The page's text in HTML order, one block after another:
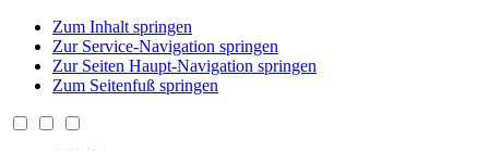
Zum Inhalt springen
Zur Service-Navigation springen
Zur Seiten Haupt-Navigation springen
Zum Seitenfuß springen